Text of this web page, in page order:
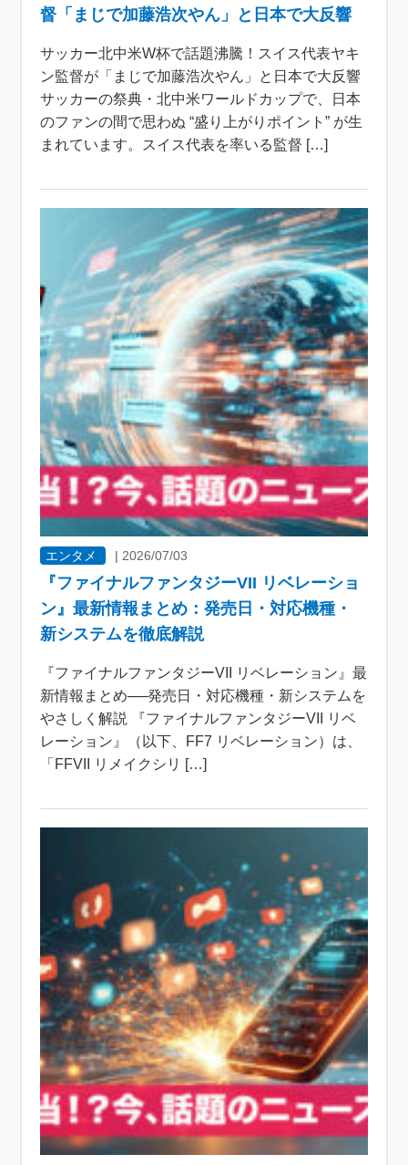
督「まじで加藤浩次やん」と日本で大反響
サッカー北中米W杯で話題沸騰！スイス代表ヤキ
ン監督が「まじで加藤浩次やん」と日本で大反響
サッカーの祭典・北中米ワールドカップで、日本
のファンの間で思わぬ “盛り上がりポイント” が生
まれています。スイス代表を率いる監督 […]
エンタメ | 2026/07/03
『ファイナルファンタジーVII リベレーショ
ン』最新情報まとめ：発売日・対応機種・
新システムを徹底解説
『ファイナルファンタジーVII リベレーション』最
新情報まとめ──発売日・対応機種・新システムを
やさしく解説 『ファイナルファンタジーVII リベ
レーション』（以下、FF7 リベレーション）は、
「FFVII リメイクシリ […]